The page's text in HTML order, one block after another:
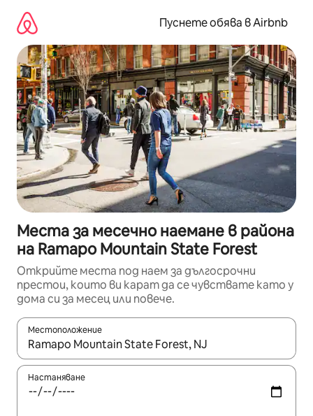
съдържанието
Пуснете обява в Airbnb
Места за месечно наемане в района
на Ramapo Mountain State Forest
Открийте места под наем за дългосрочни
престои, които ви карат да се чувствате като у
дома си за месец или повече.
Местоположение
Когато резултатите се покажат, използвайте
Настаняване